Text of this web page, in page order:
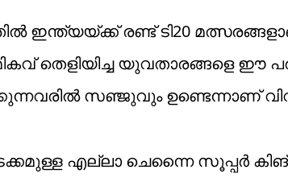
രണ്ട് ടി20
തെളിയിച്ച യുവതാരങ്ങളെ ഈ
സഞ്ജുവും ഉണ്ടെന്നാണ്
എല്ലാ ചെന്നൈ സൂപ്പര്‍